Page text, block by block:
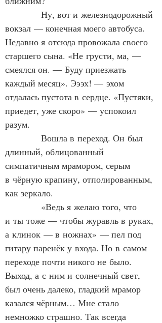
Ну, вот и железнодорожный
вокзал — конечная моего автобуса.
Недавно я отсюда провожала своего
старшего сына. «Не грусти, ма, —
смеялся он. — Буду приезжать
каждый месяц». Эээх! — эхом
отдалась пустота в сердце. «Пустяки,
приедет, уже скоро» — успокоил
разум.
Вошла в переход. Он был
длинный, облицованный
симпатичным мрамором, серым
в чёрную крапину, отполированным,
как зеркало.
«Ведь я желаю того, что
и ты тоже — чтобы журавль в руках,
а клинок — в ножнах» — пел под
гитару паренёк у входа. Но в самом
переходе почти никого не было.
Выход, а с ним и солнечный свет,
был очень далеко, гладкий мрамор
казался чёрным… Мне стало
немножко страшно. Так всегда